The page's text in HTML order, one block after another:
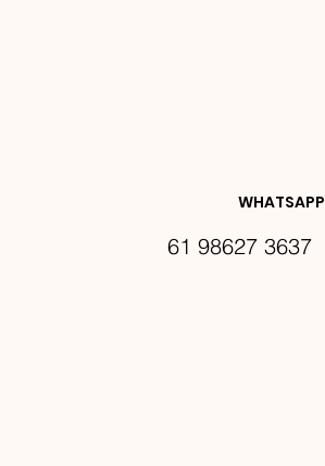
DES E
WHATSAPP
61 98627 3637